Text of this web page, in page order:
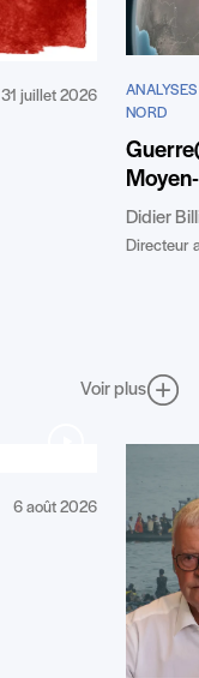
31 juillet 2026
NORD
Didier
Directeur
Voir plus
6 août 2026